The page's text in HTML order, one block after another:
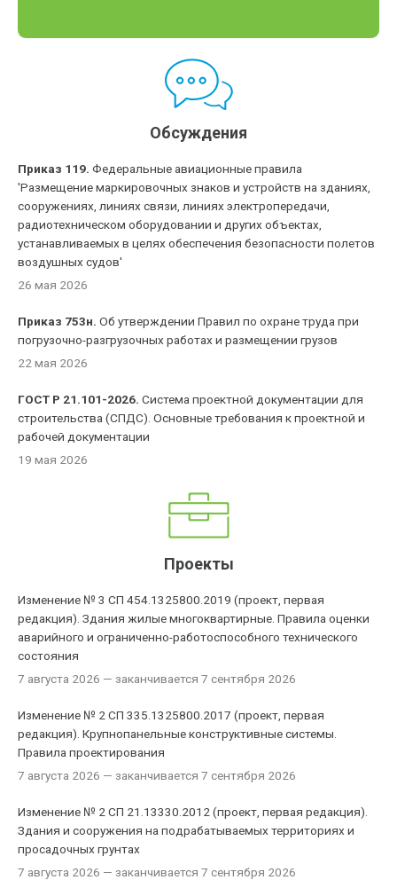
Обсуждения
Приказ 119. Федеральные авиационные правила
'Размещение маркировочных знаков и устройств на зданиях,
сооружениях, линиях связи, линиях электропередачи,
радиотехническом оборудовании и других объектах,
устанавливаемых в целях обеспечения безопасности полетов
воздушных судов'
26 мая 2026
Приказ 753н. Об утверждении Правил по охране труда при
погрузочно-разгрузочных работах и размещении грузов
22 мая 2026
ГОСТ Р 21.101-2026. Система проектной документации для
строительства (СПДС). Основные требования к проектной и
рабочей документации
19 мая 2026
Проекты
Изменение № 3 СП 454.1325800.2019 (проект, первая
редакция). Здания жилые многоквартирные. Правила оценки
аварийного и ограниченно-работоспособного технического
состояния
7 августа 2026 — заканчивается 7 сентября 2026
Изменение № 2 СП 335.1325800.2017 (проект, первая
редакция). Крупнопанельные конструктивные системы.
Правила проектирования
7 августа 2026 — заканчивается 7 сентября 2026
Изменение № 2 СП 21.13330.2012 (проект, первая редакция).
Здания и сооружения на подрабатываемых территориях и
просадочных грунтах
7 августа 2026 — заканчивается 7 сентября 2026